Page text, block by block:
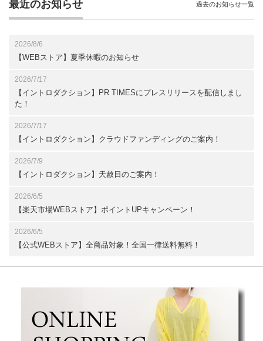
最近のお知らせ
2026/8/6
【WEBストア】夏季休暇のお知らせ
2026/7/17
【イントロダクション】PR TIMESにプレスリリースを配信しまし
た！
2026/7/17
【イントロダクション】クラウドファンディングのご案内！
2026/7/9
【イントロダクション】天赦日のご案内！
2026/6/5
【楽天市場WEBストア】ポイントUPキャンペーン！
2026/6/5
【公式WEBストア】全商品対象！全国一律送料無料！
過去のお知らせ一覧